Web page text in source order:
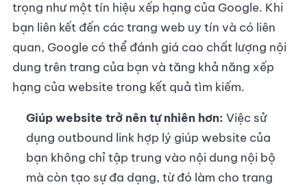
trọng như một tín hiệu xếp hạng của Google. Khi
bạn liên kết đến các trang web uy tín và có liên
quan, Google có thể đánh giá cao chất lượng nội
dung trên trang của bạn và tăng khả năng xếp
hạng của website trong kết quả tìm kiếm.
Giúp website trở nên tự nhiên hơn: Việc sử
dụng outbound link hợp lý giúp website của
bạn không chỉ tập trung vào nội dung nội bộ
mà còn tạo sự đa dạng, từ đó làm cho trang